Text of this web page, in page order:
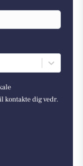
kontakte dig vedr.